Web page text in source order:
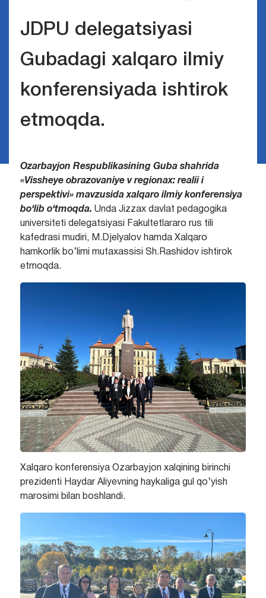
JDPU delegatsiyasi
Gubadagi xalqaro ilmiy
konferensiyada ishtirok
etmoqda.
Ozarbayjon Respublikasining Guba shahrida
«Vissheye obrazovaniye v regionax: realii i
perspektivi» mavzusida xalqaro ilmiy konferensiya
bo‘lib o‘tmoqda. Unda Jizzax davlat pedagogika
universiteti delegatsiyasi Fakultetlararo rus tili
kafedrasi mudiri, M.Djelyalov hamda Xalqaro
hamkorlik bo‘limi mutaxassisi Sh.Rashidov ishtirok
etmoqda.
Xalqaro konferensiya Ozarbayjon xalqining birinchi
prezidenti Haydar Aliyevning haykaliga gul qo‘yish
marosimi bilan boshlandi.